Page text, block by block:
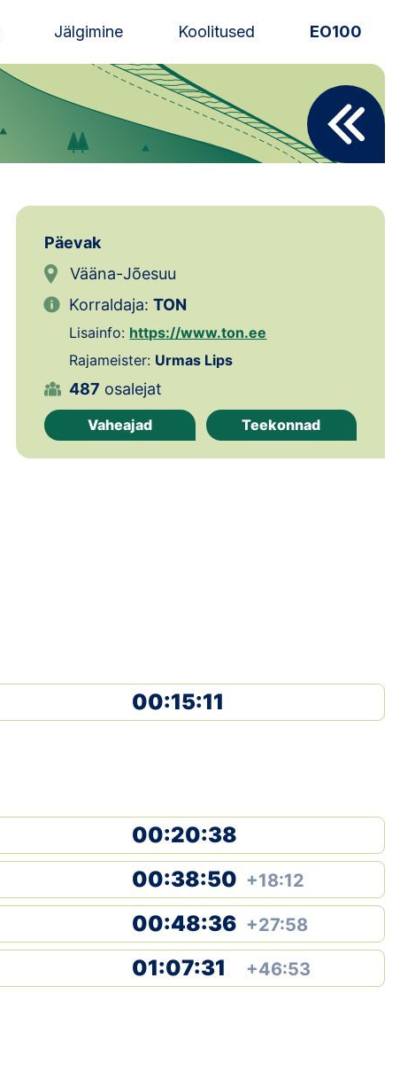
Jälgimine Koolitused EO100
Uudised
Alustajale
Toetamine
Telli litsents!
Noored
Loha
Kontakt
Suletud maastikud
Püsirajad
Ajalugu
Päevak
Vääna-Jõesuu
Korraldaja:TON
Lisainfo: https://www.ton.ee
Rajameister: Urmas Lips
487 osalejat
Vaheajad Teekonnad
00:15:11
00:20:38
00:38:50 +18:12
00:48:36 +27:58
01:07:31 +46:53